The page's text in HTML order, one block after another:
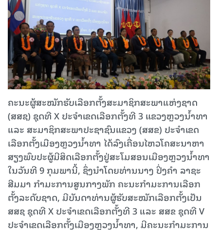
ຄະນະຜູ້ສະໝັກຮັບເລືອກຕັ້ງສະມາຊິກສະພາແຫ່ງຊາດ
(ສສຊ) ຊຸດທີ X ປະຈຳເຂດເລືອກຕັ້ງທີ 3 ແຂວງຫຼວງນໍ້າທາ
ແລະ ສະມາຊິກສະພາປະຊາຊົນແຂວງ (ສສຂ) ປະຈໍາເຂດ
ເລືອກຕັ້ງເມືອງຫຼວງນໍ້າທາ ໄດ້ລົງເຄື່ອນໄຫວໂຄສະນາຫາ
ສຽງພົບປະຜູ້ມີສິດເລືອກຕັ້ງຢູ່ສະໂມສອນເມືອງຫຼວງນໍ້າທາ
ໃນວັນທີ 9 ກຸມພານີ້, ຊຶ່ງນໍາໂດຍທ່ານນາງ ປິ່ງຄໍາ ລາຊະ
ສີມມາ ກໍາມະການສູນກາງພັກ ຄະນະກໍາມະການເລືອກ
ຕັ້ງລະດັບຊາດ, ມີບັນດາທ່ານຜູ້ຮັບສະໝັກເລືອກຕັ້ງເປັນ
ສສຊ ຊຸດທີ X ປະຈໍາເຂດເລືອກຕັ້ງທີ 3 ແລະ ສສຂ ຊຸດທີ V
ປະຈໍາເຂດເລືອກຕັ້ງເມືອງຫຼວງນໍ້າທາ, ມີຄະນະກຳມະການ